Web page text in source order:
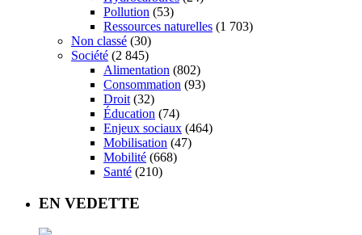
Pollution (53)
Ressources naturelles (1 703)
Non classé (30)
Société (2 845)
Alimentation (802)
Consommation (93)
Droit (32)
Éducation (74)
Enjeux sociaux (464)
Mobilisation (47)
Mobilité (668)
Santé (210)
EN VEDETTE